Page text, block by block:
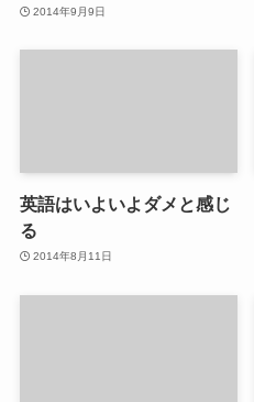
2014年9月9日
英語はいよいよダメと感じ
る
2014年8月11日